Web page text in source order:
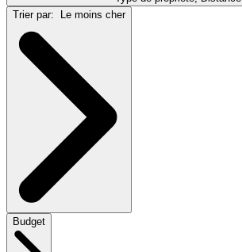
Trier par:
Le moins cher
Budget